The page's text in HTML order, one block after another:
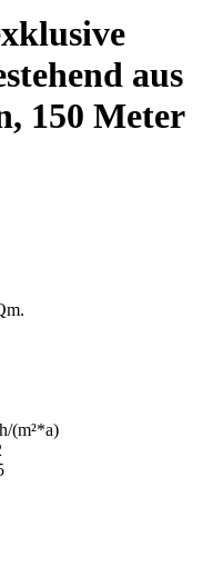
aus
150 Meter
(m²*a)